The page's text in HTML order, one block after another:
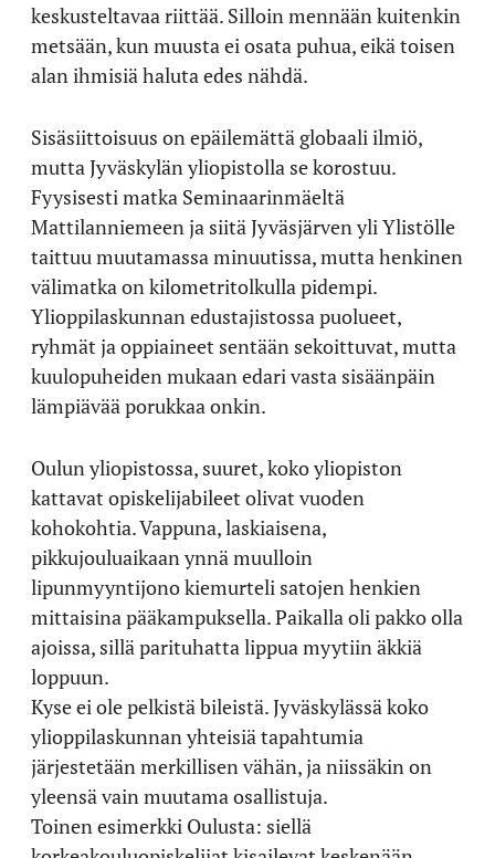
keskusteltavaa riittää. Silloin mennään kuitenkin
metsään, kun muusta ei osata puhua, eikä toisen
alan ihmisiä haluta edes nähdä.
Sisäsiittoisuus on epäilemättä globaali ilmiö,
mutta Jyväskylän yliopistolla se korostuu.
Fyysisesti matka Seminaarinmäeltä
Mattilanniemeen ja siitä Jyväsjärven yli Ylistölle
taittuu muutamassa minuutissa, mutta henkinen
välimatka on kilometritolkulla pidempi.
Ylioppilaskunnan edustajistossa puolueet,
ryhmät ja oppiaineet sentään sekoittuvat, mutta
kuulopuheiden mukaan edari vasta sisäänpäin
lämpiävää porukkaa onkin.
Oulun yliopistossa, suuret, koko yliopiston
kattavat opiskelijabileet olivat vuoden
kohokohtia. Vappuna, laskiaisena,
pikkujouluaikaan ynnä muulloin
lipunmyyntijono kiemurteli satojen henkien
mittaisina pääkampuksella. Paikalla oli pakko olla
ajoissa, sillä parituhatta lippua myytiin äkkiä
loppuun.
Kyse ei ole pelkistä bileistä. Jyväskylässä koko
ylioppilaskunnan yhteisiä tapahtumia
järjestetään merkillisen vähän, ja niissäkin on
yleensä vain muutama osallistuja.
Toinen esimerkki Oulusta: siellä